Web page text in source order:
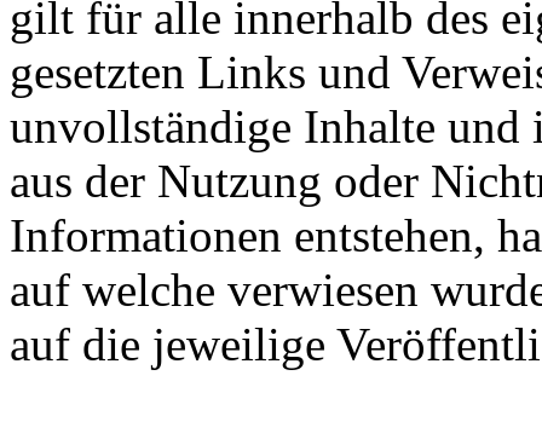
gilt für alle innerhalb des
gesetzten Links und
unvollständige Inhalte und
aus der Nutzung oder
Informationen entstehen,
auf welche verwiesen
auf die jeweilige